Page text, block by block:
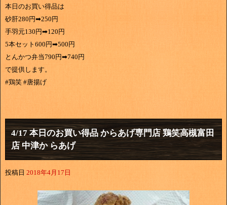
本日のお買い得品は
砂肝280円➡250円
手羽元130円➡120円
5本セット600円➡500円
とんかつ弁当790円➡740円
で提供します。
#鶏笑 #唐揚げ
4/17 本日のお買い得品 からあげ専門店 鶏笑高槻富田
店 中津か らあげ
投稿日 2018年4月17日